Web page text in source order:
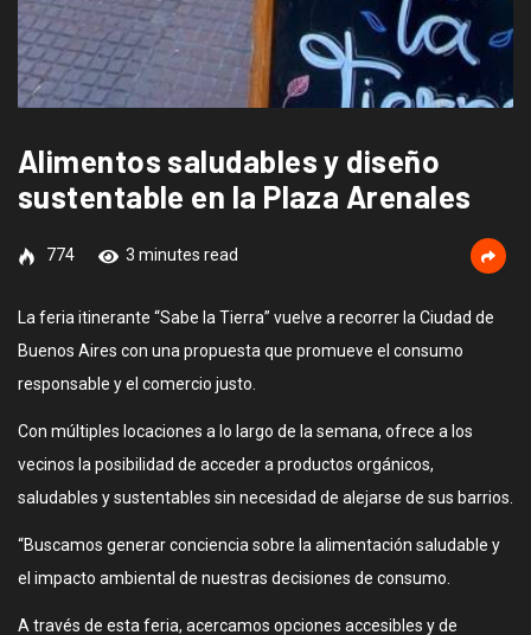
Alimentos saludables y diseño
sustentable en la Plaza Arenales
774 3 minutes read
La feria itinerante “Sabe la Tierra” vuelve a recorrer la Ciudad de
Buenos Aires con una propuesta que promueve el consumo
responsable y el comercio justo.
Con múltiples locaciones a lo largo de la semana, ofrece a los
vecinos la posibilidad de acceder a productos orgánicos,
saludables y sustentables sin necesidad de alejarse de sus barrios.
“Buscamos generar conciencia sobre la alimentación saludable y
el impacto ambiental de nuestras decisiones de consumo.
A través de esta feria, acercamos opciones accesibles y de